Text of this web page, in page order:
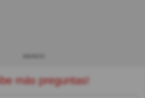
más preguntas!